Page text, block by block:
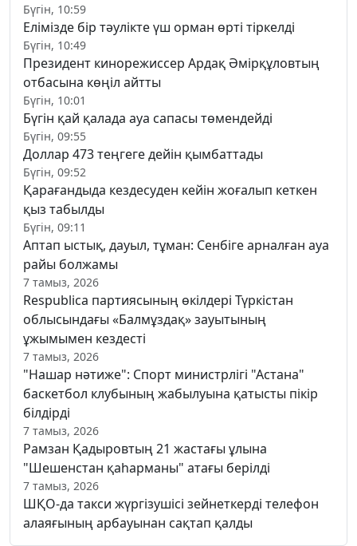
Бүгін, 10:59
Елімізде бір тәулікте үш орман өрті тіркелді
Бүгін, 10:49
Президент кинорежиссер Ардақ Әмірқұловтың
отбасына көңіл айтты
Бүгін, 10:01
Бүгін қай қалада ауа сапасы төмендейді
Бүгін, 09:55
Доллар 473 теңгеге дейін қымбаттады
Бүгін, 09:52
Қарағандыда кездесуден кейін жоғалып кеткен
қыз табылды
Бүгін, 09:11
Аптап ыстық, дауыл, тұман: Сенбіге арналған ауа
райы болжамы
7 тамыз, 2026
Respublica партиясының өкілдері Түркістан
облысындағы «Балмұздақ» зауытының
ұжымымен кездесті
7 тамыз, 2026
"Нашар нәтиже": Спорт министрлігі "Астана"
баскетбол клубының жабылуына қатысты пікір
білдірді
7 тамыз, 2026
Рамзан Қадыровтың 21 жастағы ұлына
"Шешенстан қаһарманы" атағы берілді
7 тамыз, 2026
ШҚО-да такси жүргізушісі зейнеткерді телефон
алаяғының арбауынан сақтап қалды